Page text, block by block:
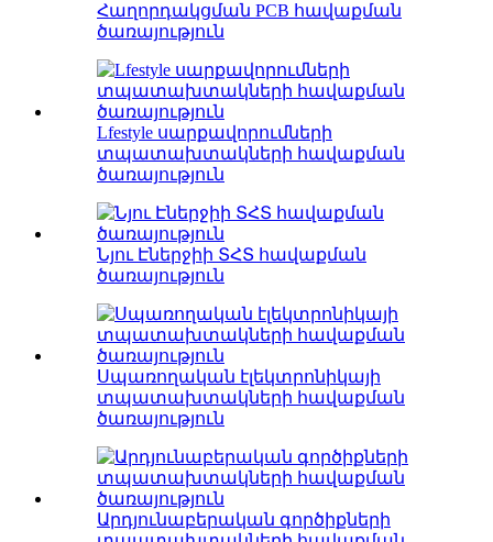
Հաղորդակցման PCB հավաքման
ծառայություն
Lfestyle սարքավորումների
տպատախտակների հավաքման
ծառայություն
Նյու Էներջիի ՏՀՏ հավաքման
ծառայություն
Սպառողական էլեկտրոնիկայի
տպատախտակների հավաքման
ծառայություն
Արդյունաբերական գործիքների